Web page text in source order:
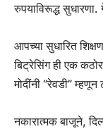
रुपयाविरूद्ध सुधारणा.
आपच्या सुधारित
बिट्रेसिंग ही एक
मोदींनी “रेवडी”
नकारात्मक बाजूने,